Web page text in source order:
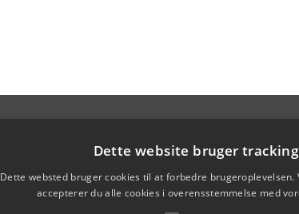
Dette website bruger
Dette websted bruger cookies til at forbedre brugeroplevelsen.
accepterer du alle cookies i overensstemmelse med